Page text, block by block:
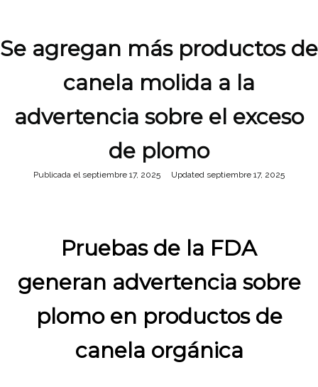
Se agregan más productos de
canela molida a la
advertencia sobre el exceso
de plomo
Publicada el septiembre 17, 2025 septiembre 17, 2025
Pruebas de la FDA
generan advertencia sobre
plomo en productos de
canela orgánica